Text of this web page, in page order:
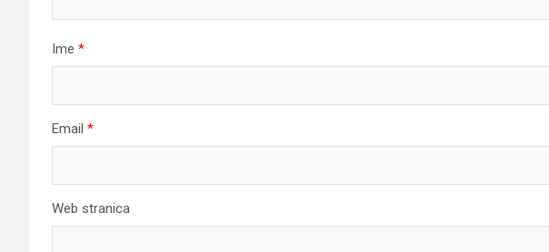
Ime *
Email *
Web stranica